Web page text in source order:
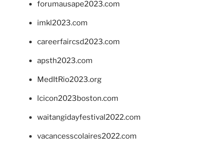
forumausape2023.com
imkl2023.com
careerfaircsd2023.com
apsth2023.com
MedItRio2023.org
lcicon2023boston.com
waitangidayfestival2022.com
vacancesscolaires2022.com